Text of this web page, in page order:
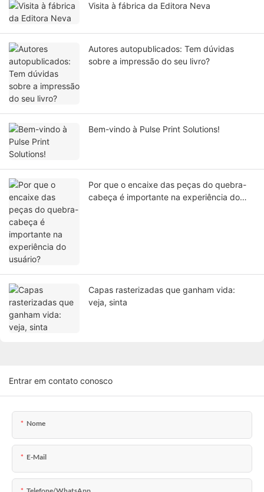
Visita à fábrica da Editora Neva
Autores autopublicados: Tem dúvidas
sobre a impressão do seu livro?
Bem-vindo à Pulse Print Solutions!
Por que o encaixe das peças do quebra-
cabeça é importante na experiência do
Capas rasterizadas que ganham vida:
veja, sinta
Entrar em contato conosco
Nome
E-Mail